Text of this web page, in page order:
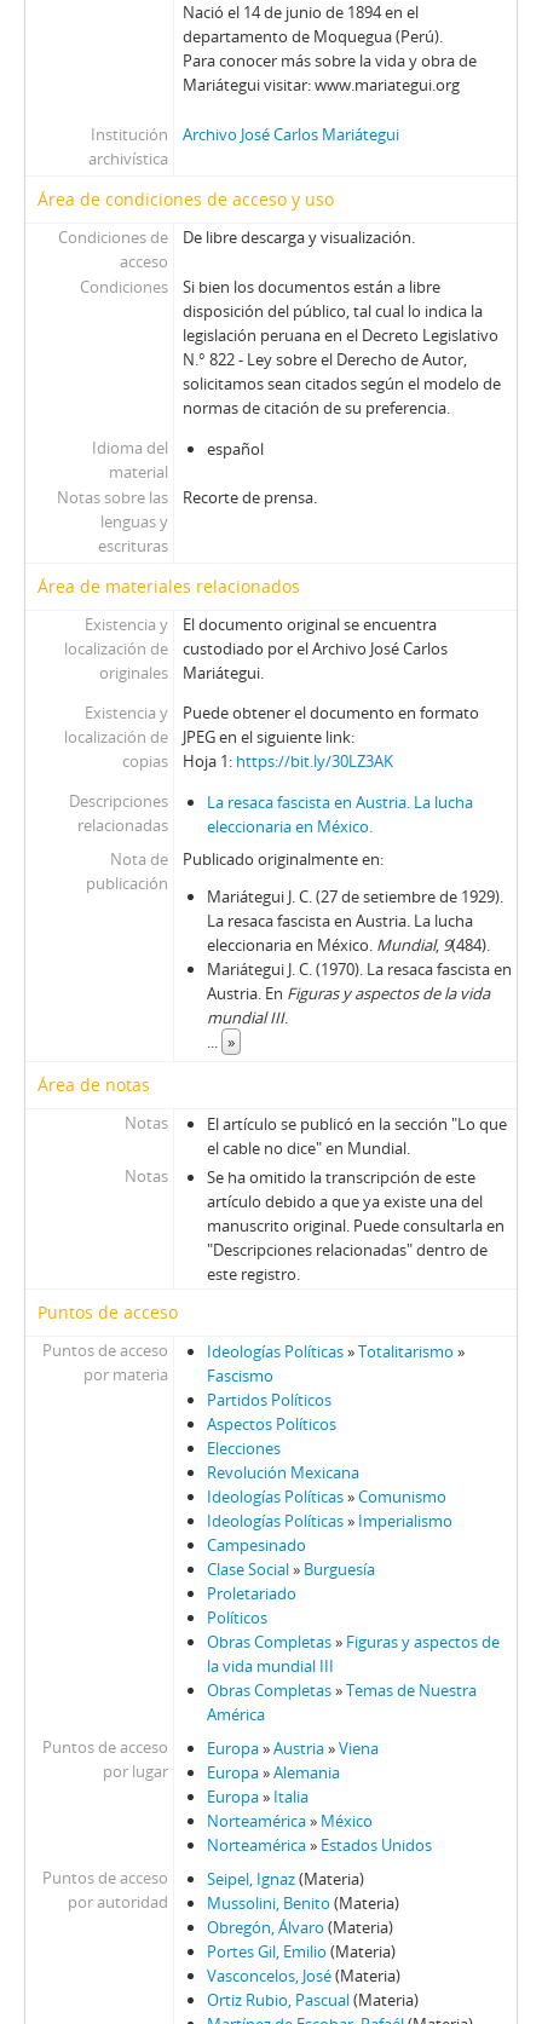
Nació el 14 de junio de 1894 en el
departamento de Moquegua (Perú).
Para conocer más sobre la vida y obra de
Mariátegui visitar: www.mariategui.org
Institución
archivística
Archivo José Carlos Mariátegui
Área de condiciones de acceso y uso
Condiciones de
acceso
De libre descarga y visualización.
Condiciones
Si bien los documentos están a libre
disposición del público, tal cual lo indica la
legislación peruana en el Decreto Legislativo
N.° 822 - Ley sobre el Derecho de Autor,
solicitamos sean citados según el modelo de
normas de citación de su preferencia.
Idioma del
material
español
Notas sobre las
lenguas y
escrituras
Recorte de prensa.
Área de materiales relacionados
Existencia y
localización de
originales
El documento original se encuentra
custodiado por el Archivo José Carlos
Mariátegui.
Existencia y
localización de
copias
Puede obtener el documento en formato
JPEG en el siguiente link:
Hoja 1: https://bit.ly/30LZ3AK
Descripciones
relacionadas
La resaca fascista en Austria. La lucha
eleccionaria en México.
Nota de
publicación
Publicado originalmente en:
Mariátegui J. C. (27 de setiembre de 1929).
La resaca fascista en Austria. La lucha
eleccionaria en México. Mundial, 9(484).
Mariátegui J. C. (1970). La resaca fascista en
Austria. En Figuras y aspectos de la vida
mundial III.
... »
Área de notas
Notas
El artículo se publicó en la sección "Lo que
el cable no dice" en Mundial.
Notas
Se ha omitido la transcripción de este
artículo debido a que ya existe una del
manuscrito original. Puede consultarla en
"Descripciones relacionadas" dentro de
este registro.
Puntos de acceso
Puntos de acceso
por materia
Ideologías Políticas»Totalitarismo »
Fascismo
Partidos Políticos
Aspectos Políticos
Elecciones
Revolución Mexicana
Ideologías Políticas»Comunismo
Ideologías Políticas» Imperialismo
Campesinado
Clase Social» Burguesía
Proletariado
Políticos
Obras Completas» Figuras y aspectos de
la vida mundial III
Obras Completas»Temas de Nuestra
América
Puntos de acceso
por lugar
Europa»Austria»Viena
Europa»Alemania
Europa» Italia
Norteamérica» México
Norteamérica» Estados Unidos
Puntos de acceso
por autoridad
Seipel, Ignaz(Materia)
Mussolini, Benito (Materia)
Obregón, Álvaro (Materia)
Portes Gil, Emilio (Materia)
Vasconcelos, José(Materia)
Ortiz Rubio, Pascual(Materia)